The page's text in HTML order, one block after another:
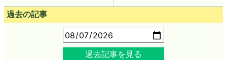
過去の記事
過去記事を見る